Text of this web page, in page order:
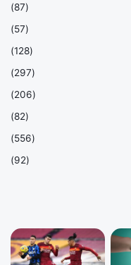
(87)
(57)
(128)
(297)
(206)
(82)
(556)
(92)